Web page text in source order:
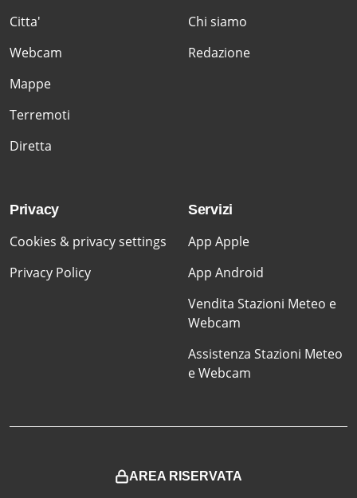
Citta'
Webcam
Mappe
Terremoti
Diretta
Chi siamo
Redazione
Privacy
Cookies & privacy settings
Privacy Policy
Servizi
App Apple
App Android
Vendita Stazioni Meteo e
Webcam
Assistenza Stazioni Meteo
e Webcam
AREA RISERVATA